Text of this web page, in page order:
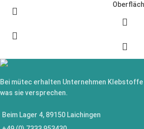
Bei mütec erhalten Unternehmen
was sie versprechen.
Beim Lager 4, 89150 Laichingen